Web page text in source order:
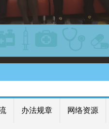
办法规章 网络资源